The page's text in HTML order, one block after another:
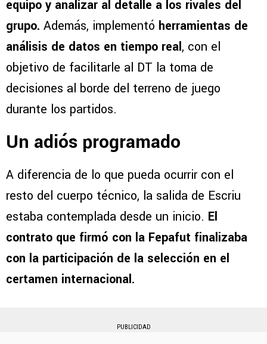
equipo y analizar al detalle a los rivales del
grupo. Además, implementó herramientas de
análisis de datos en tiempo real, con el
objetivo de facilitarle al DT la toma de
decisiones al borde del terreno de juego
durante los partidos.
Un adiós programado
A diferencia de lo que pueda ocurrir con el
resto del cuerpo técnico, la salida de Escriu
estaba contemplada desde un inicio. El
contrato que firmó con la Fepafut finalizaba
con la participación de la selección en el
certamen internacional.
PUBLICIDAD